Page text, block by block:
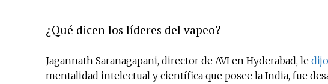
¿Qué dicen los líderes del vapeo?
Jagannath Saranagapani, director de AVI en Hyderabad, le dijo
mentalidad intelectual y científica que posee la India, fue